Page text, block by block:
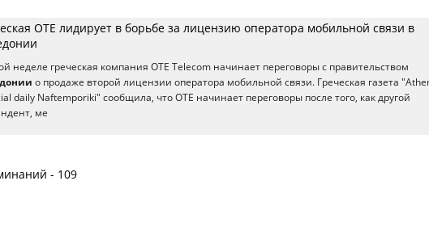
OTE лидирует в борьбе за лицензию оператора мобильной связи в
неделе греческая компания OTE Telecom начинает переговоры с правительством
о продаже второй лицензии оператора мобильной связи. Греческая газета
daily Naftemporiki" сообщила, что OTE начинает переговоры после того, как другой
ме
- 109